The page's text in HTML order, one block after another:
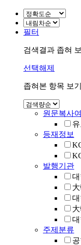
필터
검색결과 좁혀 보
선택해제
좁혀본 항목 보
원문복사
등재정보
발행기관
주제분류